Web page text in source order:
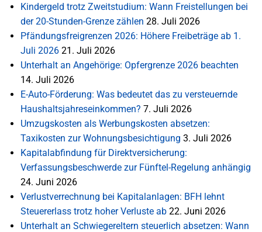
Kindergeld trotz Zweitstudium: Wann Freistellungen bei
der 20-Stunden-Grenze zählen 28. Juli 2026
Pfändungsfreigrenzen 2026: Höhere Freibeträge ab 1.
Juli 2026 21. Juli 2026
Unterhalt an Angehörige: Opfergrenze 2026 beachten
14. Juli 2026
E-Auto-Förderung: Was bedeutet das zu versteuernde
Haushaltsjahreseinkommen? 7. Juli 2026
Umzugskosten als Werbungskosten absetzen:
Taxikosten zur Wohnungsbesichtigung 3. Juli 2026
Kapitalabfindung für Direktversicherung:
Verfassungsbeschwerde zur Fünftel-Regelung anhängig
24. Juni 2026
Verlustverrechnung bei Kapitalanlagen: BFH lehnt
Steuererlass trotz hoher Verluste ab 22. Juni 2026
Unterhalt an Schwiegereltern steuerlich absetzen: Wann